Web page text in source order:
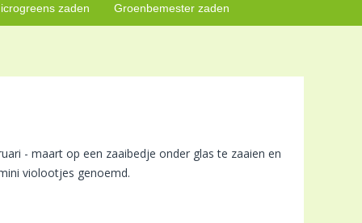
zaden Groenbemester zaden
- maart op een zaaibedje onder glas te zaaien en
violootjes genoemd.